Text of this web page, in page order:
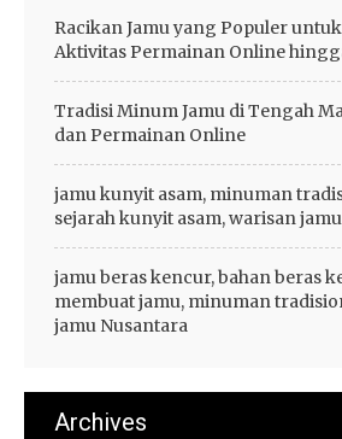
Racikan Jamu yang Populer
Aktivitas Permainan Online
Tradisi Minum Jamu di Tengah
dan Permainan Online
jamu kunyit asam, minuman
sejarah kunyit asam, warisan
jamu beras kencur, bahan beras
membuat jamu, minuman
jamu Nusantara
Archives